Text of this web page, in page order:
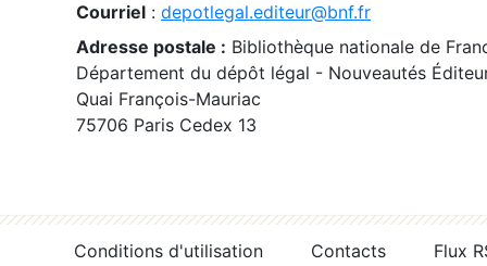
Courriel : depotlegal.editeur@bnf.fr
Adresse postale : Bibliothèque nationale de
Département du dépôt légal - Nouveautés
Quai François-Mauriac
75706 Paris Cedex 13
Conditions d'utilisation Contacts
Flux